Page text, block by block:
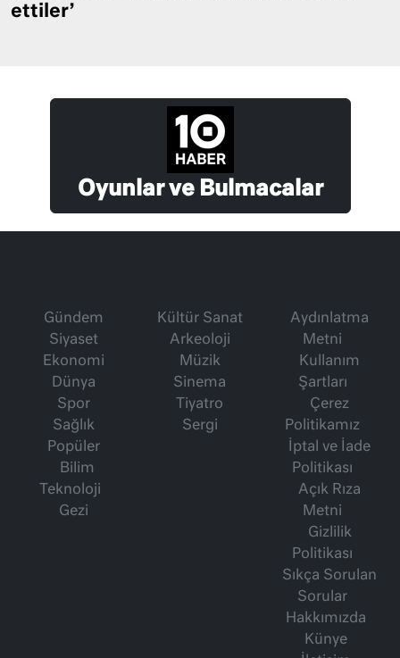
ettiler’
Oyunlar ve Bulmacalar
Gündem
Siyaset
Ekonomi
Dünya
Spor
Sağlık
Popüler
Bilim
Teknoloji
Gezi
Kültür Sanat
Arkeoloji
Müzik
Sinema
Tiyatro
Sergi
Aydınlatma
Metni
Kullanım
Şartları
Çerez
Politikamız
İptal ve İade
Politikası
Açık Rıza
Metni
Gizlilik
Politikası
Sıkça Sorulan
Sorular
Hakkımızda
Künye